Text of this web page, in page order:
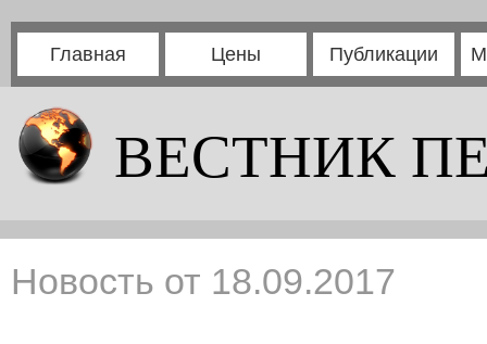
Главная Цены Публикации
ВЕСТНИК
Новость от 18.09.2017